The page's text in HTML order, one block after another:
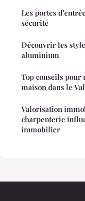
Les portes
sécurité
Découvrir les
aluminium
Top conseils pour
maison dans le
Valorisation
charpenterie
immobilier